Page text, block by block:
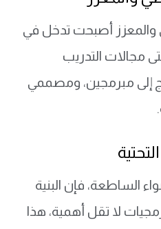
والمعزز أصبحت تدخل في
مجالات التدريب
إلى مبرمجين، ومصممي
الساطعة، فإن البنية
لا تقل أهمية، هذا